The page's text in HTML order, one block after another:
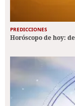
PREDICCIONES
Horóscopo de hoy: